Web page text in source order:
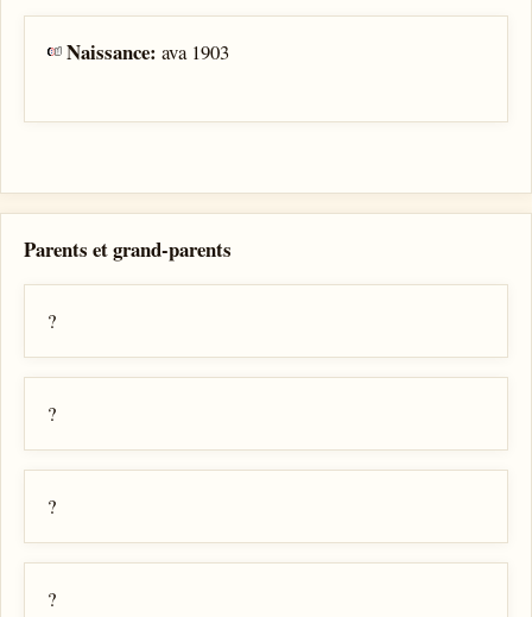
Naissance:ava 1903
Parents et grand-parents
?
?
?
?